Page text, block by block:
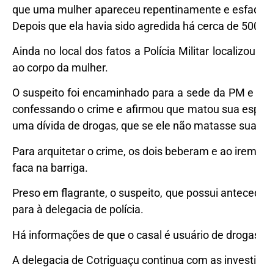
que uma mulher apareceu repentinamente e
Depois que ela havia sido agredida há cerca de
Ainda no local dos fatos a Polícia Militar
ao corpo da mulher.
O suspeito foi encaminhado para a sede da PM
confessando o crime e afirmou que matou sua
uma dívida de drogas, que se ele não matasse
Para arquitetar o crime, os dois beberam e ao
faca na barriga.
Preso em flagrante, o suspeito, que possui
para à delegacia de polícia.
Há informações de que o casal é usuário de
A delegacia de Cotriguaçu continua com as